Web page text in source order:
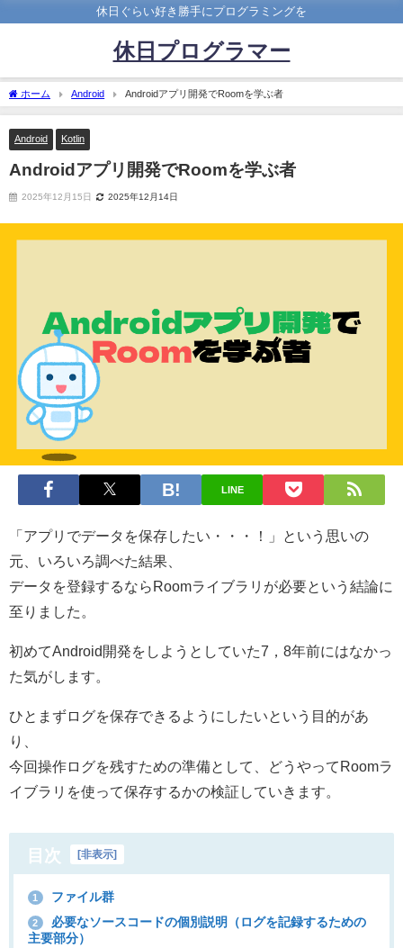
休日ぐらい好き勝手にプログラミングを
休日プログラマー
ホーム Android Androidアプリ開発でRoomを学ぶ者
Android Kotlin
Androidアプリ開発でRoomを学ぶ者
2025年12月15日 2025年12月14日
LINE
「アプリでデータを保存したい・・・！」という思いの
元、いろいろ調べた結果、
データを登録するならRoomライブラリが必要という結論に
至りました。
初めてAndroid開発をしようとしていた7，8年前にはなかっ
た気がします。
ひとまずログを保存できるようにしたいという目的があ
り、
今回操作ログを残すための準備として、どうやってRoomラ
イブラリを使って保存するかの検証していきます。
目次 非表示
1 ファイル群
2
必要なソースコードの個別説明（ログを記録するための
主要部分）